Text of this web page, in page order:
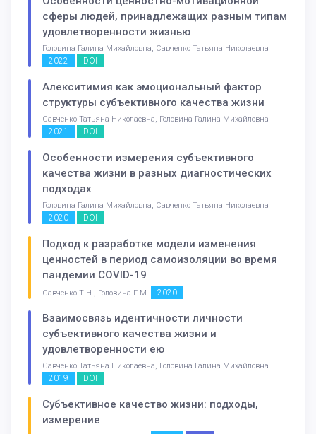
сферы людей, принадлежащих разным типам
удовлетворенности жизнью
Головина Галина Михайловна, Савченко Татьяна Николаевна
2022 DOI
Алекситимия как эмоциональный фактор
структуры субъективного качества жизни
Савченко Татьяна Николаевна, Головина Галина Михайловна
2021 DOI
Особенности измерения субъективного
качества жизни в разных диагностических
подходах
Головина Галина Михайловна, Савченко Татьяна Николаевна
2020 DOI
Подход к разработке модели изменения
ценностей в период самоизоляции во время
пандемии COVID-19
Савченко Т.Н., Головина Г.М. 2020
Взаимосвязь идентичности личности
субъективного качества жизни и
удовлетворенности ею
Савченко Татьяна Николаевна, Головина Галина Михайловна
2019 DOI
Субъективное качество жизни: подходы,
измерение